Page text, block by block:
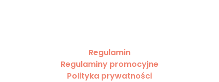
Regulamin
Regulaminy promocyjne
Polityka prywatności